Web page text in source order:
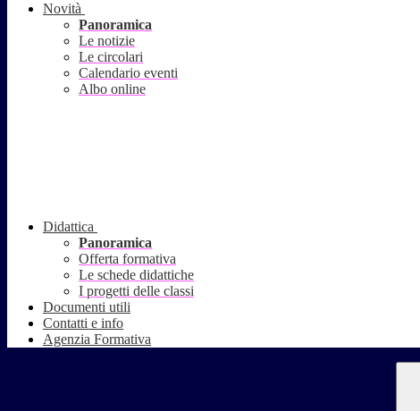
Novità
Panoramica
Le notizie
Le circolari
Calendario eventi
Albo online
Didattica
Panoramica
Offerta formativa
Le schede didattiche
I progetti delle classi
Documenti utili
Contatti e info
Agenzia Formativa